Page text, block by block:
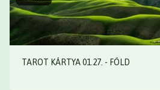
TAROT KÁRTYA 01.27. - FÖLD